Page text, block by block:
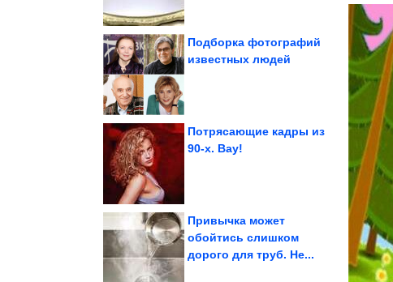
Подборка фотографий
известных людей
Потрясающие кадры из
90-х. Вау!
Этот вкусный салат
лишнее на животе и...
Привычка может
обойтись слишком
дорого для труб. Не...